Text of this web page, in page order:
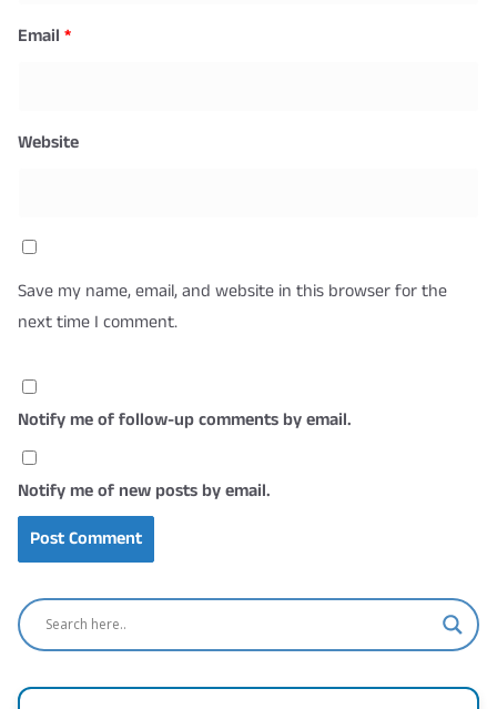
Email *
Website
Save my name, email, and website in this browser for the
next time I comment.
Notify me of follow-up comments by email.
Notify me of new posts by email.